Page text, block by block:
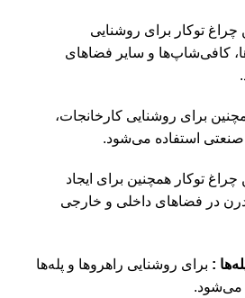
چراغ توکار برای روشنایی
کافی‌شاپ‌ها و سایر فضاهای
برای روشنایی کارخانجات،
صنعتی استفاده می‌شود.
چراغ توکار همچنین برای ایجاد
در فضاهای داخلی و خارجی
برای روشنایی راهروها و پله‌ها
می‌شود.